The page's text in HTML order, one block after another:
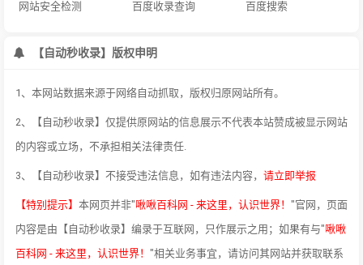
网站安全检测 百度收录查询 百度搜索
【自动秒收录】版权申明
1、本网站数据来源于网络自动抓取，版权归原网站所有。
2、【自动秒收录】仅提供原网站的信息展示不代表本站赞成被显示网站
的内容或立场，不承担相关法律责任.
3、【自动秒收录】不接受违法信息，如有违法内容， 请立即举报
【特别提示】 本网页并非"啾啾百科网 - 来这里，认识世界！ "官网，页面
内容是由【自动秒收录】编录于互联网，只作展示之用；如果有与"啾啾
百科网 - 来这里，认识世界！ "相关业务事宜，请访问其网站并获取联系